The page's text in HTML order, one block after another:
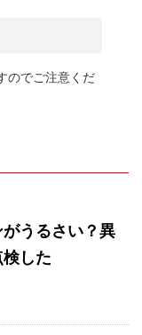
のでご注意くだ
うるさい？異
した